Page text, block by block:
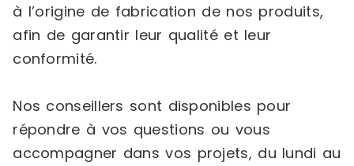
à l’origine de fabrication de nos produits,
afin de garantir leur qualité et leur
conformité.
Nos conseillers sont disponibles pour
répondre à vos questions ou vous
accompagner dans vos projets, du lundi au